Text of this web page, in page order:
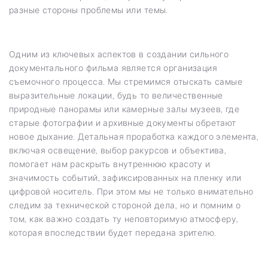
разные стороны проблемы или темы.
Одним из ключевых аспектов в создании сильного
документального фильма является организация
съемочного процесса. Мы стремимся отыскать самые
выразительные локации, будь то величественные
природные панорамы или камерные залы музеев, где
старые фотографии и архивные документы обретают
новое дыхание. Детальная проработка каждого элемента,
включая освещение, выбор ракурсов и объектива,
помогает нам раскрыть внутреннюю красоту и
значимость событий, зафиксированных на пленку или
цифровой носитель. При этом мы не только внимательно
следим за технической стороной дела, но и помним о
том, как важно создать ту неповторимую атмосферу,
которая впоследствии будет передана зрителю.